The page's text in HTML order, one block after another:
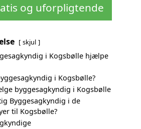
og uforpligtende
skjul
i Kogsbølle hjælpe
i Kogsbølle?
byggesagkyndig i Kogsbølle
Byggesagkyndig i de
til Kogsbølle?